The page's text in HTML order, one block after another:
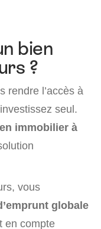
bien
?
rendre l’accès à
seul.
immobilier à
vous
globale
en compte